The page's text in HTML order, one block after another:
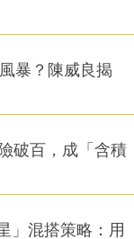
暴？陳威良揭
破百，成「含積
」混搭策略：用